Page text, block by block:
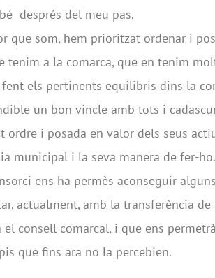
després del meu pas.
que som, hem prioritzat ordenar i
tenim a la comarca, que en tenim
els pertinents equilibris dins la
un bon vincle amb tots i
ordre i posada en valor dels seus
municipal i la seva manera de fer-ho.
ens ha permès aconseguir
actualment, amb la transferència
el consell comarcal, i que ens
que fins ara no la percebien.